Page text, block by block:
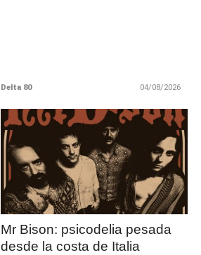
Delta 80 04/08/2026
LEER
MAS
Mr Bison: psicodelia pesada
desde la costa de Italia